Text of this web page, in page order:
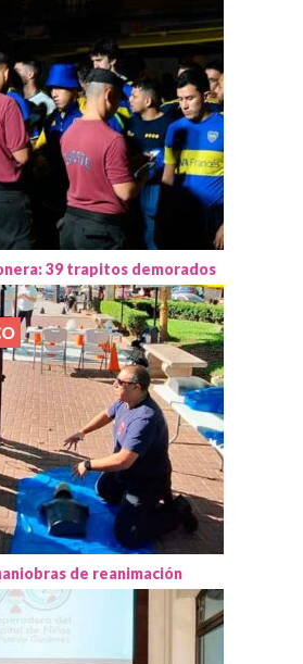
39 trapitos demorados
de reanimación